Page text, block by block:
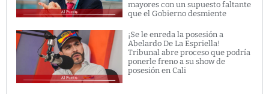
mayores con un supuesto faltante
que el Gobierno desmiente
¡Se le enreda la posesión a
Abelardo De La Espriella!
Tribunal abre proceso que podría
ponerle freno a su show de
posesión en Cali